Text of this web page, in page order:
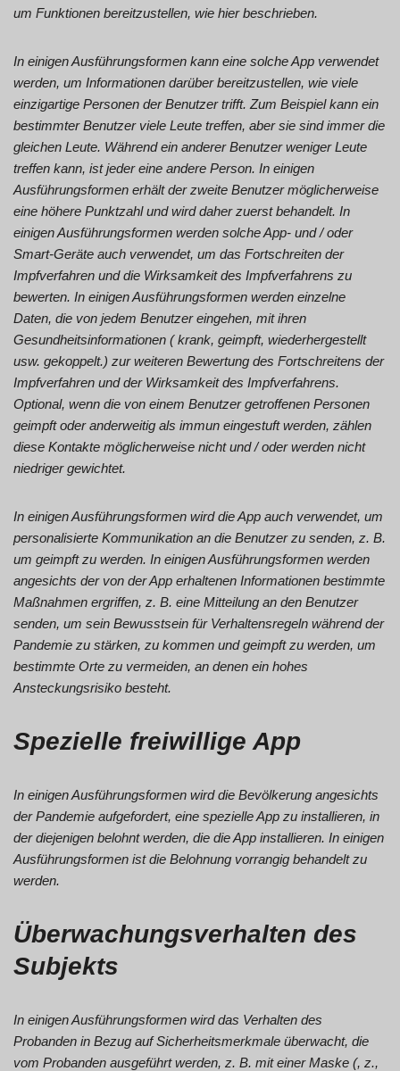
um Funktionen bereitzustellen, wie hier beschrieben.
In einigen Ausführungsformen kann eine solche App verwendet
werden, um Informationen darüber bereitzustellen, wie viele
einzigartige Personen der Benutzer trifft. Zum Beispiel kann ein
bestimmter Benutzer viele Leute treffen, aber sie sind immer die
gleichen Leute. Während ein anderer Benutzer weniger Leute
treffen kann, ist jeder eine andere Person. In einigen
Ausführungsformen erhält der zweite Benutzer möglicherweise
eine höhere Punktzahl und wird daher zuerst behandelt. In
einigen Ausführungsformen werden solche App- und / oder
Smart-Geräte auch verwendet, um das Fortschreiten der
Impfverfahren und die Wirksamkeit des Impfverfahrens zu
bewerten. In einigen Ausführungsformen werden einzelne
Daten, die von jedem Benutzer eingehen, mit ihren
Gesundheitsinformationen ( krank, geimpft, wiederhergestellt
usw. gekoppelt.) zur weiteren Bewertung des Fortschreitens der
Impfverfahren und der Wirksamkeit des Impfverfahrens.
Optional, wenn die von einem Benutzer getroffenen Personen
geimpft oder anderweitig als immun eingestuft werden, zählen
diese Kontakte möglicherweise nicht und / oder werden nicht
niedriger gewichtet.
In einigen Ausführungsformen wird die App auch verwendet, um
personalisierte Kommunikation an die Benutzer zu senden, z. B.
um geimpft zu werden. In einigen Ausführungsformen werden
angesichts der von der App erhaltenen Informationen bestimmte
Maßnahmen ergriffen, z. B. eine Mitteilung an den Benutzer
senden, um sein Bewusstsein für Verhaltensregeln während der
Pandemie zu stärken, zu kommen und geimpft zu werden, um
bestimmte Orte zu vermeiden, an denen ein hohes
Ansteckungsrisiko besteht.
Spezielle freiwillige App
In einigen Ausführungsformen wird die Bevölkerung angesichts
der Pandemie aufgefordert, eine spezielle App zu installieren, in
der diejenigen belohnt werden, die die App installieren. In einigen
Ausführungsformen ist die Belohnung vorrangig behandelt zu
werden.
Überwachungsverhalten des
Subjekts
In einigen Ausführungsformen wird das Verhalten des
Probanden in Bezug auf Sicherheitsmerkmale überwacht, die
vom Probanden ausgeführt werden, z. B. mit einer Maske (, z.,